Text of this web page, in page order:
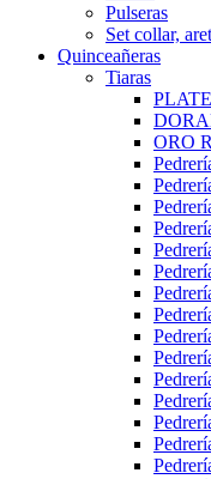
Pulseras
Set collar,
Quinceañeras
Tiaras
ORO